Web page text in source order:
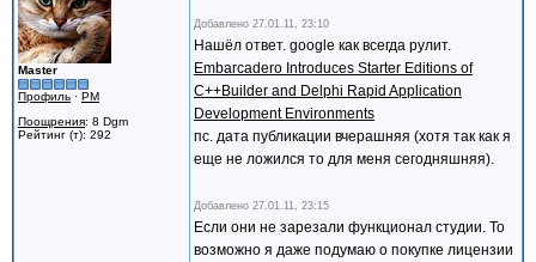
Master
Профиль · PM
Поощрения: 8 Dgm
Рейтинг (т): 292
Добавлено 27.01.11, 23:10
Нашёл ответ. google как всегда рулит.
Embarcadero Introduces Starter Editions of
C++Builder and Delphi Rapid Application
Development Environments
пс. дата публикации вчерашняя (хотя так как я
еще не ложился то для меня сегодняшняя).
Добавлено 27.01.11, 23:15
Если они не зарезали функционал студии. То
возможно я даже подумаю о покупке лицензии